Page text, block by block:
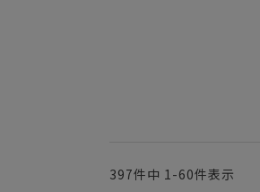
397件中 1 -60件表示